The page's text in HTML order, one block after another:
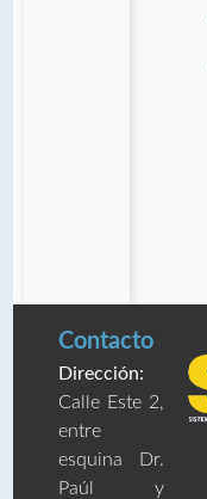
Contacto
Dirección:
Calle Este 2,
entre
esquina Dr.
Paúl y